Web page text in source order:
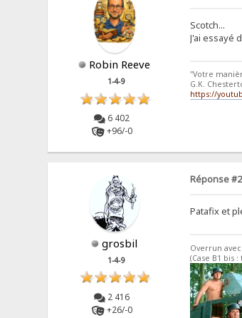
Robin Reeve
1-4-9
6 402
+96/-0
Scotch...
J'ai essayé
"Votre
G.K.
https://
grosbil
1-4-9
2 416
+26/-0
Réponse
Patafix et
Overrun avec
(Case B1 bis